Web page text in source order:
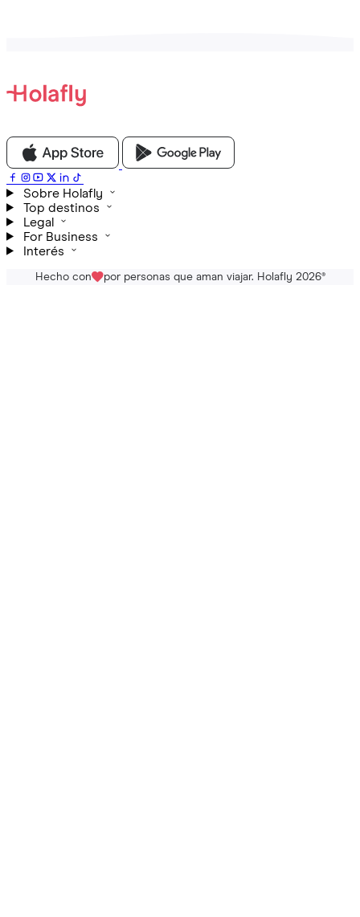
Sobre Holafly
Top destinos
Legal
For Business
Interés
Hecho con por personas que aman viajar. Holafly 2026®